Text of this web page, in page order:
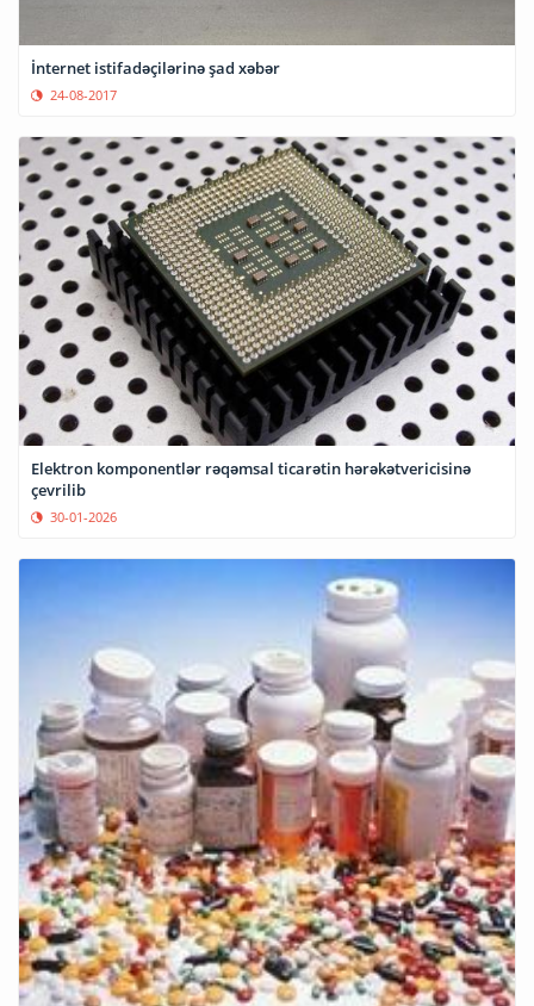
İnternet istifadəçilərinə şad xəbər
24-08-2017
Elektron komponentlər rəqəmsal ticarətin hərəkətvericisinə
çevrilib
30-01-2026